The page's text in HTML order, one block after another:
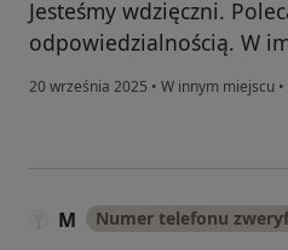
Jesteśmy wdzięczni.
odpowiedzialnością. W
20 września 2025 • W innym miejscu •
M Numer telefonu